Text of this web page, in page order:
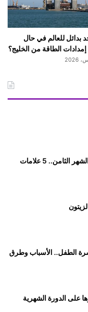
بدائل للعالم في حال
إمدادات الطاقة من الخليج؟
علامات ذكاء الطفل في الشهر الثامن.. 5 علامات
الطفل.. الأسباب وطرق
على الدورة الشهرية